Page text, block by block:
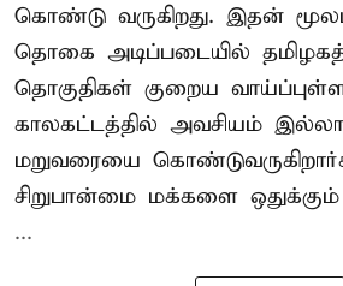
கொண்டு வருகிறது. இதன்
தொகை அடிப்படையில்
தொகுதிகள் குறைய
காலகட்டத்தில் அவசியம்
மறுவரையை
சிறுபான்மை மக்களை
...